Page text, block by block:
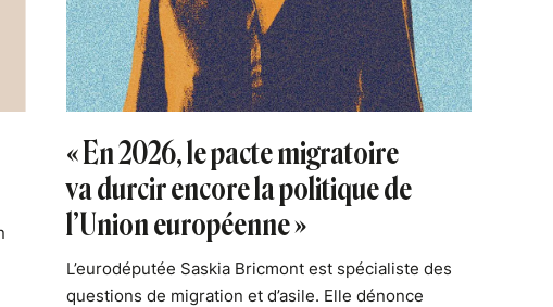
« En 2026, le pacte migratoire
va durcir encore la politique de
l’Union européenne »
L’eurodéputée Saskia Bricmont est spécialiste des
questions de migration et d’asile. Elle dénonce